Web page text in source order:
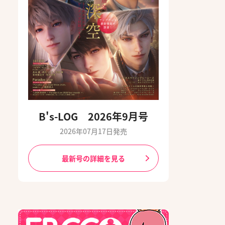
B's-LOG 2026年9月号
2026年07月17日発売
最新号の詳細を見る